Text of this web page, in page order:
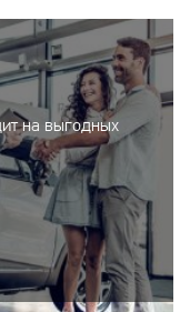
на выгодных